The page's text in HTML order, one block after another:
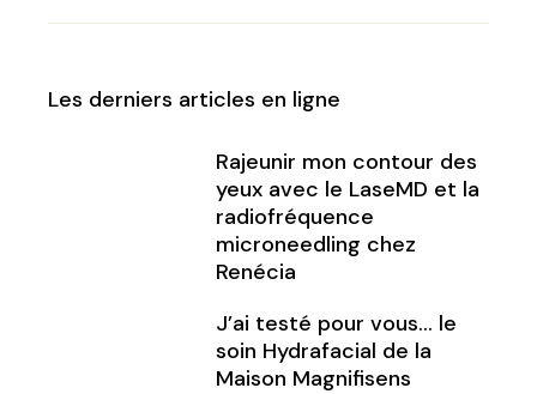
Les derniers articles en ligne
Rajeunir mon contour des
yeux avec le LaseMD et la
radiofréquence
microneedling chez
Renécia
J’ai testé pour vous… le
soin Hydrafacial de la
Maison Magnifisens